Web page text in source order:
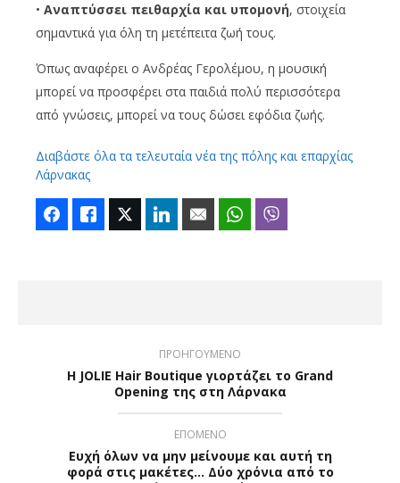
• Αναπτύσσει πειθαρχία και υπομονή, στοιχεία
σημαντικά για όλη τη μετέπειτα ζωή τους.
Όπως αναφέρει ο Ανδρέας Γερολέμου, η μουσική
μπορεί να προσφέρει στα παιδιά πολύ περισσότερα
από γνώσεις, μπορεί να τους δώσει εφόδια ζωής.
Διαβάστε όλα τα τελευταία νέα της πόλης και επαρχίας
Λάρνακας
FacebookLike Twitter LinkedIn Email WhatsApp
ΠΡΟΗΓΟΥΜΕΝΟ
Η JOLIE Hair Boutique γιορτάζει το Grand
Opening της στη Λάρνακα
ΕΠΟΜΕΝΟ
Ευχή όλων να μην μείνουμε και αυτή τη
φορά στις μακέτες… Δύο χρόνια από το